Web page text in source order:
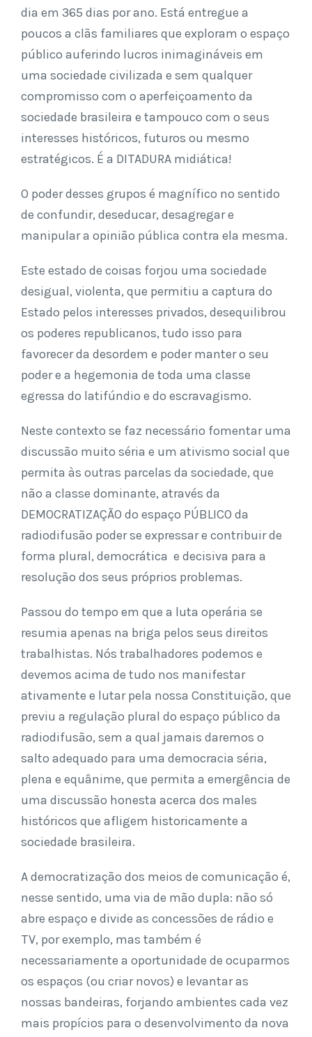
dia em 365 dias por ano. Está entregue a
poucos a clãs familiares que exploram o espaço
público auferindo lucros inimagináveis em
uma sociedade civilizada e sem qualquer
compromisso com o aperfeiçoamento da
sociedade brasileira e tampouco com o seus
interesses históricos, futuros ou mesmo
estratégicos. É a DITADURA midiática!
O poder desses grupos é magnífico no sentido
de confundir, deseducar, desagregar e
manipular a opinião pública contra ela mesma.
Este estado de coisas forjou uma sociedade
desigual, violenta, que permitiu a captura do
Estado pelos interesses privados, desequilibrou
os poderes republicanos, tudo isso para
favorecer da desordem e poder manter o seu
poder e a hegemonia de toda uma classe
egressa do latifúndio e do escravagismo.
Neste contexto se faz necessário fomentar uma
discussão muito séria e um ativismo social que
permita às outras parcelas da sociedade, que
não a classe dominante, através da
DEMOCRATIZAÇÃO do espaço PÚBLICO da
radiodifusão poder se expressar e contribuir de
forma plural, democrática e decisiva para a
resolução dos seus próprios problemas.
Passou do tempo em que a luta operária se
resumia apenas na briga pelos seus direitos
trabalhistas. Nós trabalhadores podemos e
devemos acima de tudo nos manifestar
ativamente e lutar pela nossa Constituição, que
previu a regulação plural do espaço público da
radiodifusão, sem a qual jamais daremos o
salto adequado para uma democracia séria,
plena e equânime, que permita a emergência de
uma discussão honesta acerca dos males
históricos que afligem historicamente a
sociedade brasileira.
A democratização dos meios de comunicação é,
nesse sentido, uma via de mão dupla: não só
abre espaço e divide as concessões de rádio e
TV, por exemplo, mas também é
necessariamente a oportunidade de ocuparmos
os espaços (ou criar novos) e levantar as
nossas bandeiras, forjando ambientes cada vez
mais propícios para o desenvolvimento da nova